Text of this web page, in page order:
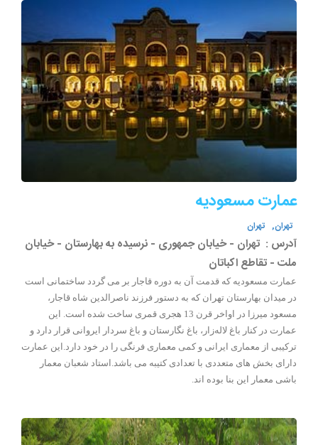
عمارت مسعودیه
تهران, تهران
آدرس : تهران - خیابان جمهوری - نرسیده به بهارستان - خیابان
ملت - تقاطع اکباتان
عمارت مسعودیه که قدمت آن به دوره قاجار بر می گردد ساختمانی است
در میدان بهارستان تهران که به دستور فرزند ناصرالدین شاه قاجار،
مسعود میرزا در اواخر قرن 13 هجری قمری ساخت شده است. این
عمارت در کنار باغ لاله‌زار، باغ نگارستان و باغ سردار ایروانی قرار دارد و
ترکیبی از معماری ایرانی و کمی معماری فرنگی را در خود دارد.این عمارت
دارای بخش های متعددی با تعدادی کتیبه می باشد.استاد شعبان معمار
باشی معمار این بنا بوده اند.